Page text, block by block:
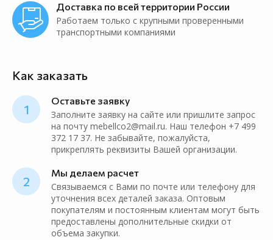
Доставка по всей территории России
Работаем только с крупными проверенными
транспортными компаниями
Как заказать
1
Оставьте заявку
Заполните заявку на сайте или пришлите запрос
на почту mebellco2@mail.ru. Наш телефон +7 499
372 17 37. Не забывайте, пожалуйста,
прикреплять реквизиты Вашей организации.
2
Мы делаем расчет
Связываемся с Вами по почте или телефону для
уточнения всех деталей заказа. Оптовым
покупателям и постоянным клиентам могут быть
предоставлены дополнительные скидки от
объема закупки.